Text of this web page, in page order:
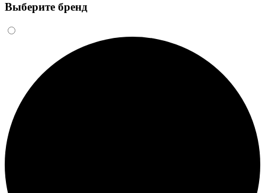
Выберите бренд